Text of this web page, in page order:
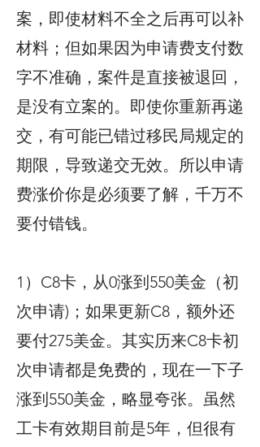
案，即使材料不全之后再可以补
材料；但如果因为申请费支付数
字不准确，案件是直接被退回，
是没有立案的。即使你重新再递
交，有可能已错过移民局规定的
期限，导致递交无效。所以申请
费涨价你是必须要了解，千万不
要付错钱。
1）C8卡，从0涨到550美金（初
次申请)；如果更新C8，额外还
要付275美金。其实历来C8卡初
次申请都是免费的，现在一下子
涨到550美金，略显夸张。虽然
工卡有效期目前是5年，但很有